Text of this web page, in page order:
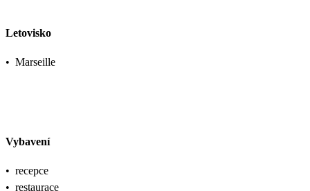
Letovisko
• Marseille
Vybavení
• recepce
• restaurace